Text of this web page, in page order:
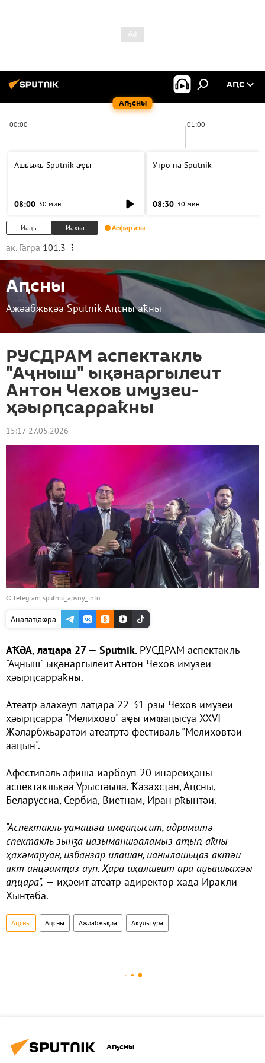
Аҧсны
АԤС
00:00 01:00
Ашьыжь Sputnik аҿы
08:00 30 мин
Утро на Sputnik
08:30 30 мин
Иацы Иахьа Аефир азы
ақ. Гагра 101.3
Аԥсны
Ажәабжьқәа Sputnik Аԥсны аҟны
РУСДРАМ аспектакль
"Аҷныш" ықәнаргылеит
Антон Чехов имузеи-
ҳәырԥсарраҟны
15:17 27.05.2026
© telegram sputnik_apsny_info
Анапаҵаҩра
АҞӘА, лаҵара 27 — Sputnik. РУСДРАМ аспектакль
"Аҷныш" ықәнаргылеит Антон Чехов имузеи-
ҳәырԥсарраҟны.
Атеатр алахәуп лаҵара 22-31 рзы Чехов имузеи-
ҳәырԥсарра "Мелихово" аҿы имҩаԥысуа XXVI
Жәларбжьаратәи атеатртә фестиваль "Мелиховтәи
ааԥын".
Афестиваль афиша иарбоуп 20 инареиҳаны
аспектакльқәа Урыстәыла, Ҟазахсҭан, Аԥсны,
Беларуссиа, Сербиа, Виетнам, Иран рҟынтәи.
"Аспектакль уамашәа имҩаԥысит, адраматә
спектакль зынӡа иазыманшәаламыз аҭыԥ аҟны
ҳахәмаруан, избанзар илашан, ианылашьцаз актәи
акт анҵәамҭаз ауп. Ҳара иҳалшеит ара аџьашьахәы
аԥҵара", — иҳәеит атеатр адиректор хада Иракли
Хынҭәба.
Аԥсны Аԥсны Ажәабжьқәа Акультура
Аҧсны